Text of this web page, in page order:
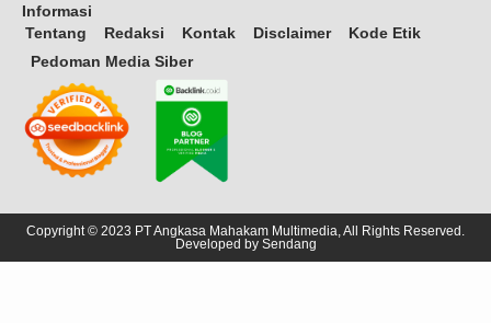
Informasi
Tentang
Redaksi Kontak Disclaimer
Kode Etik
Pedoman Media Siber
Copyright © 2023 PT Angkasa Mahakam Multimedia, All Rights Reserved.
Developed by Sendang